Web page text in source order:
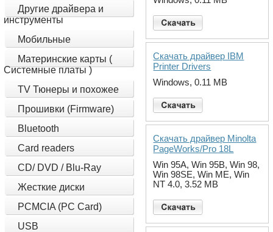
Другие драйвера и
инструменты
Мобильные
Материнские карты (
Системные платы )
TV Тюнеры и похожее
Прошивки (Firmware)
Bluetooth
Card readers
CD/ DVD / Blu-Ray
Жесткие диски
PCMCIA (PC Card)
USB
Скачать драйвер IBM
Printer Drivers
Windows, 0.11 MB
Скачать драйвер Minolta
PageWorks/Pro 18L
Win 95A, Win 95B, Win 98,
Win 98SE, Win ME, Win
NT 4.0, 3.52 MB